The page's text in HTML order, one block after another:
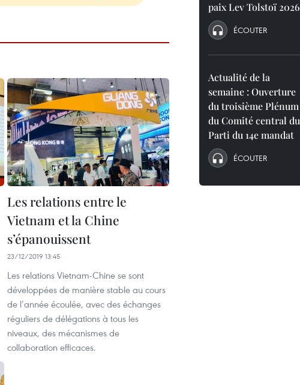
Les relations entre le
Vietnam et la Chine
s’épanouissent
23/12/2019 13:45
Les relations Vietnam-Chine se sont
développées de manière stable au cours
de l’année écoulée, avec des échanges
réguliers de délégations à tous les
niveaux, des mécanismes de
collaboration efficaces.
paix Lev Tolstoï 2026
ÉCOUTER
Actualité de la
semaine : Ouverture
du troisième Plénum
du Comité central du
Parti du 14e mandat
ÉCOUTER